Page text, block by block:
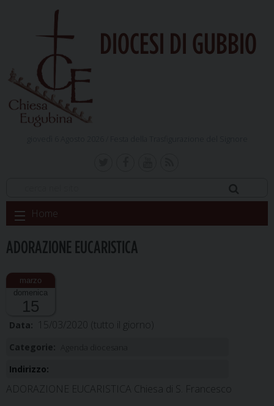
DIOCESI DI GUBBIO
Skip
to
Home
ADORAZIONE EUCARISTICA
domenica
15
Data: 15/03/2020 (tutto il giorno)
Categorie:
Indirizzo:
ADORAZIONE EUCARISTICA Chiesa di S. Francesco